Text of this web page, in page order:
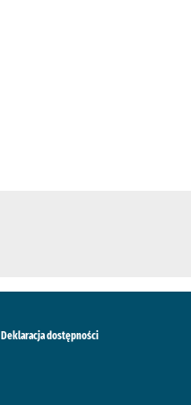
Deklaracja dostępności